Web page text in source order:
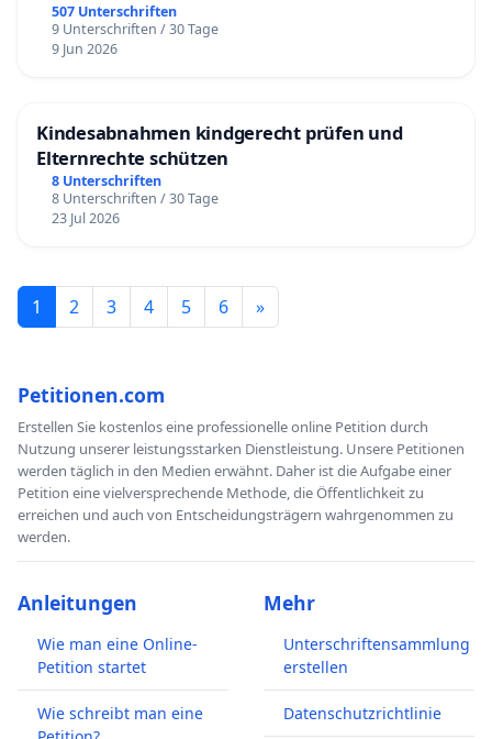
507 Unterschriften
9 Unterschriften / 30 Tage
9 Jun 2026
Kindesabnahmen kindgerecht prüfen und
Elternrechte schützen
8 Unterschriften
8 Unterschriften / 30 Tage
23 Jul 2026
1 2 3 4 5 6 »
Petitionen.com
Erstellen Sie kostenlos eine professionelle online Petition durch
Nutzung unserer leistungsstarken Dienstleistung. Unsere Petitionen
werden täglich in den Medien erwähnt. Daher ist die Aufgabe einer
Petition eine vielversprechende Methode, die Öffentlichkeit zu
erreichen und auch von Entscheidungsträgern wahrgenommen zu
werden.
Anleitungen
Wie man eine Online-
Petition startet
Wie schreibt man eine
Mehr
Unterschriftensammlung
erstellen
Datenschutzrichtlinie